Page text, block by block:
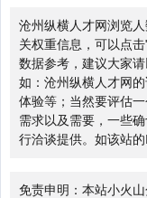
沧州纵横人才网浏览
关权重信息，可以点
数据参考，建议大家
如：沧州纵横人才网
体验等；当然要评估
需求以及需要，一些
行洽谈提供。如该站的
免责申明：本站小火